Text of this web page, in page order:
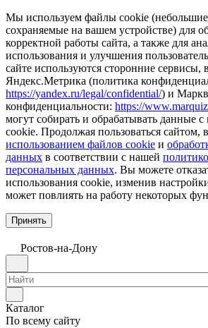
Мы используем файлы cookie
сохраняемые на вашем устройстве) для
корректной работы сайта, а также для
использования и улучшения
сайте используются сторонние сервисы,
Яндекс.Метрика (политика
https://yandex.ru/legal/confidential/) и
конфиденциальности: https://
могут собирать и обрабатывать данные
cookie. Продолжая пользоваться сайтом,
использованием файлов cookie и
данных в соответствии с нашей
персональных данных. Вы можете
использования cookie, изменив
может повлиять на работу некоторых
Принять
Ростов-на-Дону
Каталог
По всему сайту